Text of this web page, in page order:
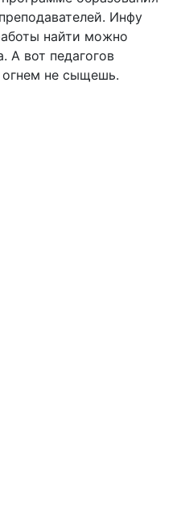
Инфу
найти можно
А вот педагогов
огнем не сыщешь.